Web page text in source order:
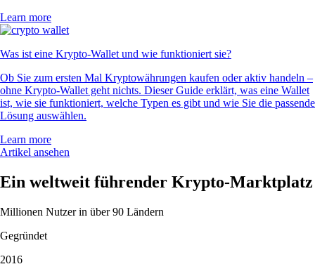
Learn more
Was ist eine Krypto-Wallet und wie funktioniert sie?
Ob Sie zum ersten Mal Kryptowährungen kaufen oder aktiv handeln –
ohne Krypto-Wallet geht nichts. Dieser Guide erklärt, was eine Wallet
ist, wie sie funktioniert, welche Typen es gibt und wie Sie die passende
Lösung auswählen.
Learn more
Artikel ansehen
Ein weltweit führender Krypto-Marktplatz
Millionen Nutzer in über 90 Ländern
Gegründet
2016